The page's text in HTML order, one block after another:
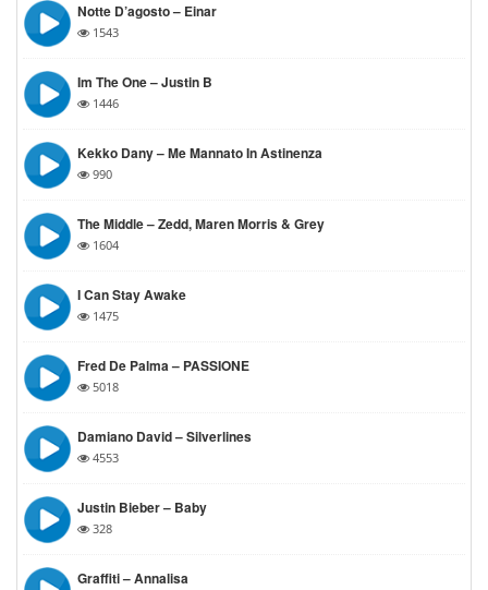
Notte D’agosto – Einar
1543
Im The One – Justin B
1446
Kekko Dany – Me Mannato In Astinenza
990
The Middle – Zedd, Maren Morris & Grey
1604
I Can Stay Awake
1475
Fred De Palma – PASSIONE
5018
Damiano David – Silverlines
4553
Justin Bieber – Baby
328
Graffiti – Annalisa